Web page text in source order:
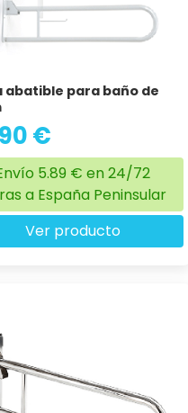
abatible para baño de
€
5.89 € en 24/72
a España Peninsular
Ver producto